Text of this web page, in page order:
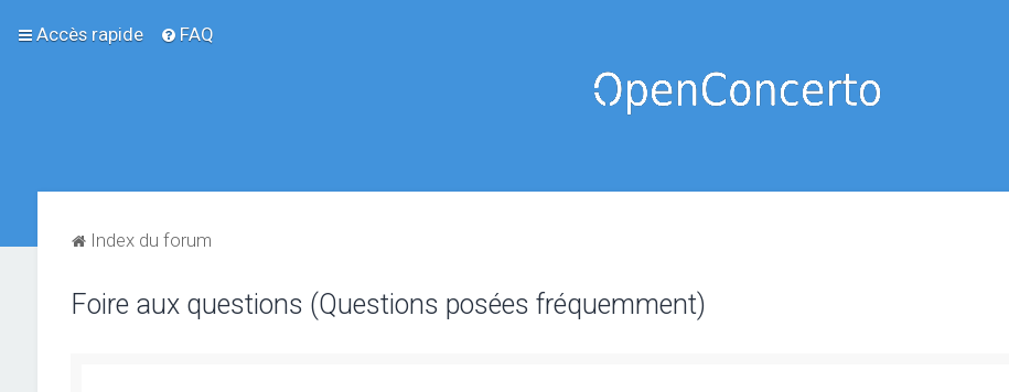
Accès rapide FAQ
Index du forum
Foire aux questions (Questions posées fréquemment)